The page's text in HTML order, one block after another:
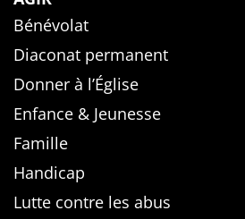
Bénévolat
Diaconat permanent
Donner à l’Église
Enfance & Jeunesse
Famille
Handicap
Lutte contre les abus